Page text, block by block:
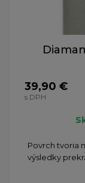
39,90 €
s DPH
Povrch tvoria
výsledky